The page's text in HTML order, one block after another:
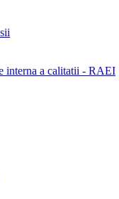
interna a calitatii - RAEI